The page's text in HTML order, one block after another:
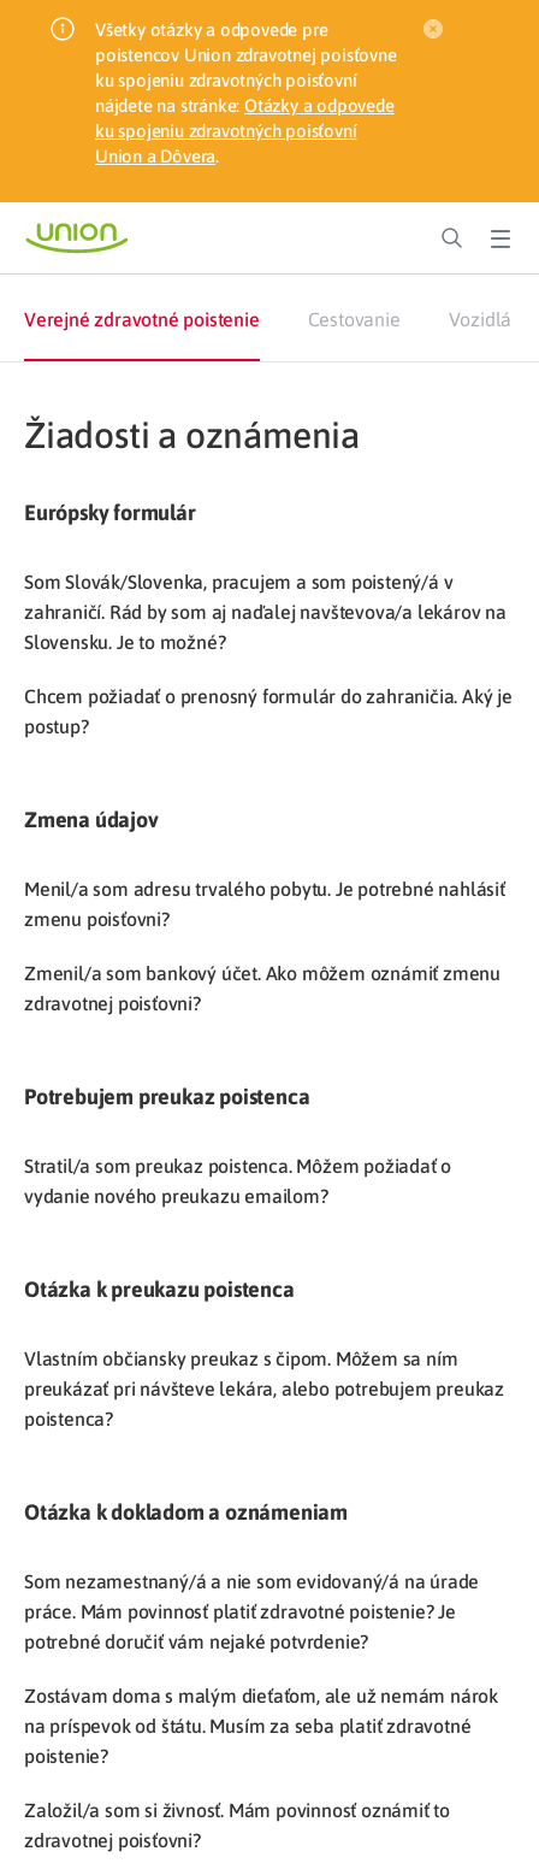
Všetky otázky a odpovede pre
poistencov Union zdravotnej poisťovne
ku spojeniu zdravotných poisťovní
nájdete na stránke: Otázky a odpovede
ku spojeniu zdravotných poisťovní
Union a Dôvera.
Cestovanie
Verejné zdravotné poistenie Vozidlá
Žiadosti a oznámenia
Európsky formulár
Som Slovák/Slovenka, pracujem a som poistený/á v
zahraničí. Rád by som aj naďalej navštevova/a lekárov na
Slovensku. Je to možné?
Chcem požiadať o prenosný formulár do zahraničia. Aký je
postup?
Zmena údajov
Menil/a som adresu trvalého pobytu. Je potrebné nahlásiť
zmenu poisťovni?
Zmenil/a som bankový účet. Ako môžem oznámiť zmenu
zdravotnej poisťovni?
Potrebujem preukaz poistenca
Stratil/a som preukaz poistenca. Môžem požiadať o
vydanie nového preukazu emailom?
Otázka k preukazu poistenca
Vlastním občiansky preukaz s čipom. Môžem sa ním
preukázať pri návšteve lekára, alebo potrebujem preukaz
poistenca?
Otázka k dokladom a oznámeniam
Som nezamestnaný/á a nie som evidovaný/á na úrade
práce. Mám povinnosť platiť zdravotné poistenie? Je
potrebné doručiť vám nejaké potvrdenie?
Zostávam doma s malým dieťaťom, ale už nemám nárok
na príspevok od štátu. Musím za seba platiť zdravotné
poistenie?
Založil/a som si živnosť. Mám povinnosť oznámiť to
zdravotnej poisťovni?